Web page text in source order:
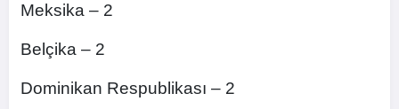
Meksika – 2
Belçika – 2
Dominikan Respublikası – 2